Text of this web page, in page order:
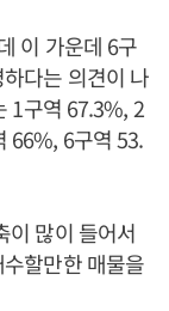
이 가운데 6구
다는 의견이 나
1구역 67.3%, 2
66%, 6구역 53.
이 많이 들어서
할만한 매물을